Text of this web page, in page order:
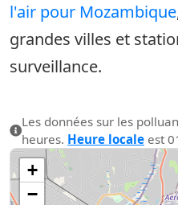
l'air pour Mozambique
grandes villes et
surveillance.
Les données sur les
heures. Heure locale est
+
−